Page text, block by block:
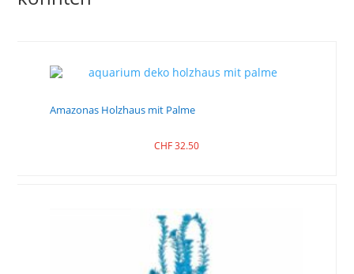
Amazonas Holzhaus mit Palme
CHF32.50